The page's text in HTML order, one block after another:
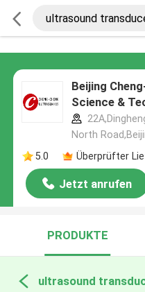
Beijing
Science &
North
5.0
Überprüfter
Jetzt anrufen
PRODUKTE
ultrasound